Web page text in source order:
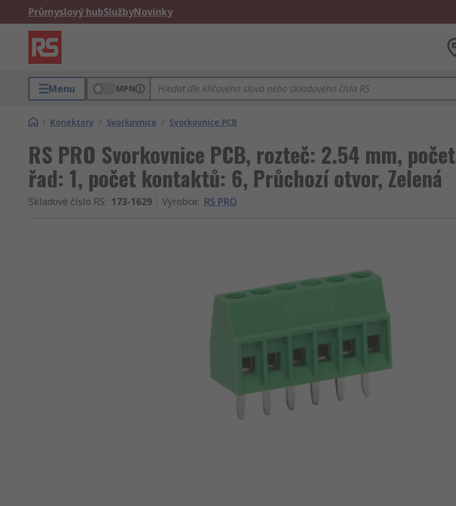
Průmyslový hubSlužbyNovinky
Menu MPN
/ Konektory / Svorkovnice / Svorkovnice PCB
RS PRO Svorkovnice PCB, rozteč: 2.54 mm, počet
řad: 1, počet kontaktů: 6, Průchozí otvor, Zelená
Skladové číslo RS: 173-1629 Výrobce: RS PRO